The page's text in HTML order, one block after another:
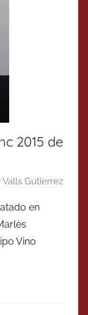
2015 de
Valls Gutierrez
en
Vino